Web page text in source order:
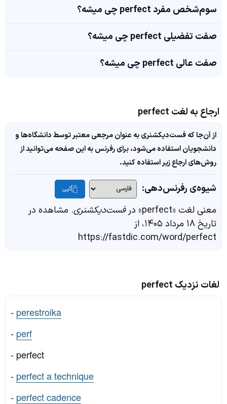
سوم‌شخص مفرد perfect چی میشه؟
صفت تفضیلی perfect چی میشه؟
صفت عالی perfect چی میشه؟
ارجاع به لغت perfect
از آن‌جا که فست‌دیکشنری به عنوان مرجعی معتبر توسط دانشگاه‌ها و
دانشجویان استفاده می‌شود، برای رفرنس به این صفحه می‌توانید از
روش‌های ارجاع زیر استفاده کنید.
شیوه‌ی رفرنس‌دهی: کپی
معنی لغت «perfect» در فست‌دیکشنری. مشاهده در
تاریخ ۱۸ مرداد ۱۴۰۵، از
https://fastdic.com/word/perfect
لغات نزدیک perfect
- perestroika
- perf
- perfect
- perfect a technique
- perfect cadence